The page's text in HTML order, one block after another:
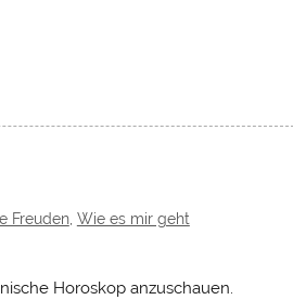
Freuden, Wie es mir geht
Horoskop anzuschauen.